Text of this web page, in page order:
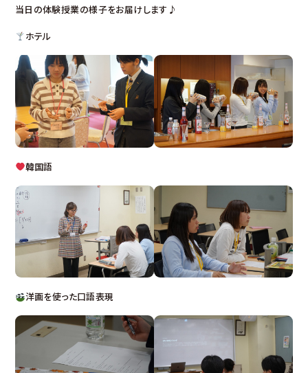
当日の体験授業の様子をお届けします♪
ホテル
韓国語
洋画を使った口語表現